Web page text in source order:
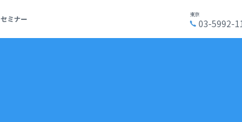
セミナー
東京
03-5992-